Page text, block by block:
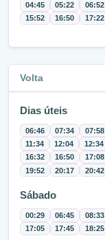
04:45 05:22 06:52
15:52
16:50 17:22
Volta
Dias úteis
06:46 07:34 07:58
11:34
12:04 12:34
16:32
16:50 17:08
19:52
20:17 20:42
Sábado
00:29 06:45 08:33
17:05
17:45 18:25